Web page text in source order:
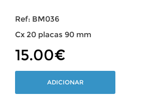
Ref: BM036
Cx 20 placas 90 mm
15.00€
ADICIONAR